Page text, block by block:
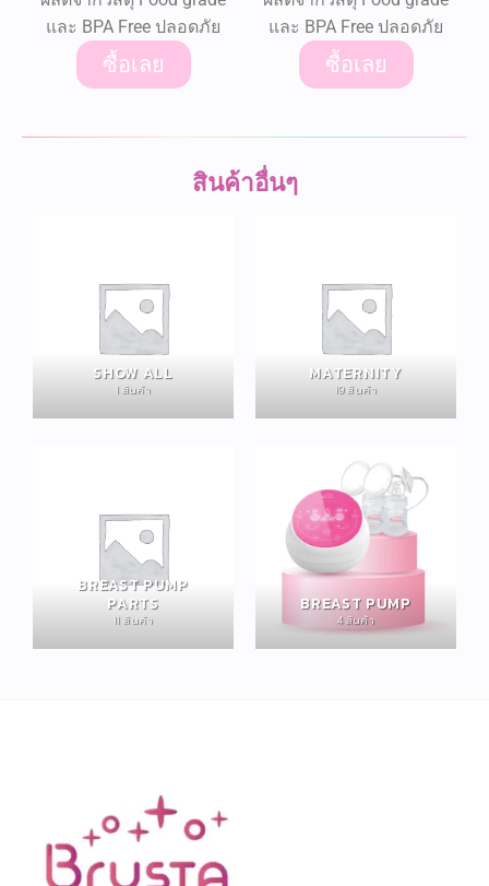
และ BPA Free ปลอดภัย
ซื้อเลย
และ BPA Free ปลอดภัย
ซื้อเลย
สินค้าอื่นๆ
SHOW ALL
1 สินค้า
MATERNITY
19 สินค้า
BREAST PUMP
PARTS
11 สินค้า
BREAST PUMP
4 สินค้า